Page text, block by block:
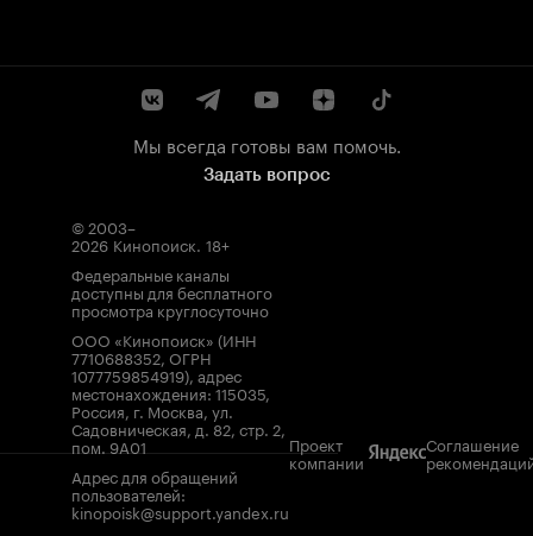
Мы всегда готовы вам помочь.
Задать вопрос
© 2003–
2026 Кинопоиск. 18+
Федеральные каналы
доступны для бесплатного
просмотра круглосуточно
ООО «Кинопоиск» (ИНН
7710688352, ОГРН
1077759854919), адрес
местонахождения: 115035,
Россия, г. Москва, ул.
Садовническая, д. 82, стр. 2,
пом. 9А01
Адрес для обращений
пользователей:
kinopoisk@support.yandex.ru
Проект
компании
Соглашение